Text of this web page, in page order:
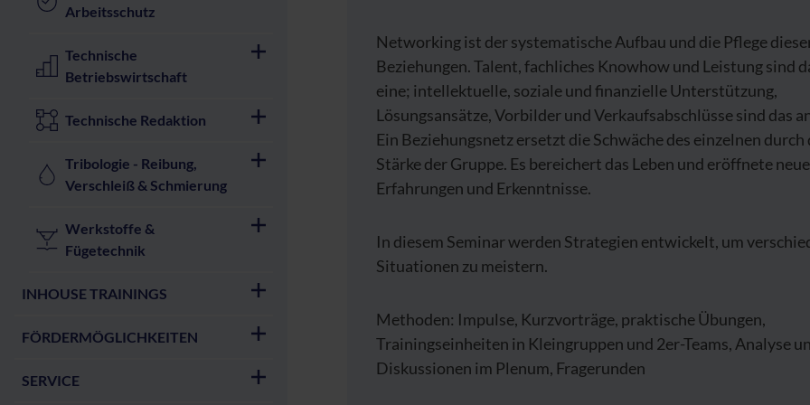
Arbeitsschutz
Technische
Betriebswirtschaft
Technische Redaktion
Tribologie - Reibung,
Verschleiß & Schmierung
Werkstoffe &
Fügetechnik
INHOUSE TRAININGS
FÖRDERMÖGLICHKEITEN
SERVICE
Networking ist der systematische Aufbau und die Pflege
Beziehungen. Talent, fachliches Knowhow und Leistung sind
eine; intellektuelle, soziale und finanzielle Unterstützung,
Lösungsansätze, Vorbilder und Verkaufsabschlüsse sind das
Ein Beziehungsnetz ersetzt die Schwäche des einzelnen durch
Stärke der Gruppe. Es bereichert das Leben und eröffnete neue
Erfahrungen und Erkenntnisse.
In diesem Seminar werden Strategien entwickelt, um
Situationen zu meistern.
Methoden: Impulse, Kurzvorträge, praktische Übungen,
Trainingseinheiten in Kleingruppen und 2er-Teams, Analyse
Diskussionen im Plenum, Fragerunden